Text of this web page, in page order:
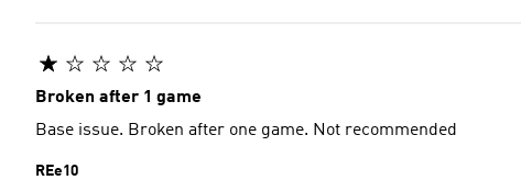
Broken after 1 game
Base issue. Broken after one game. Not recommended
REe10